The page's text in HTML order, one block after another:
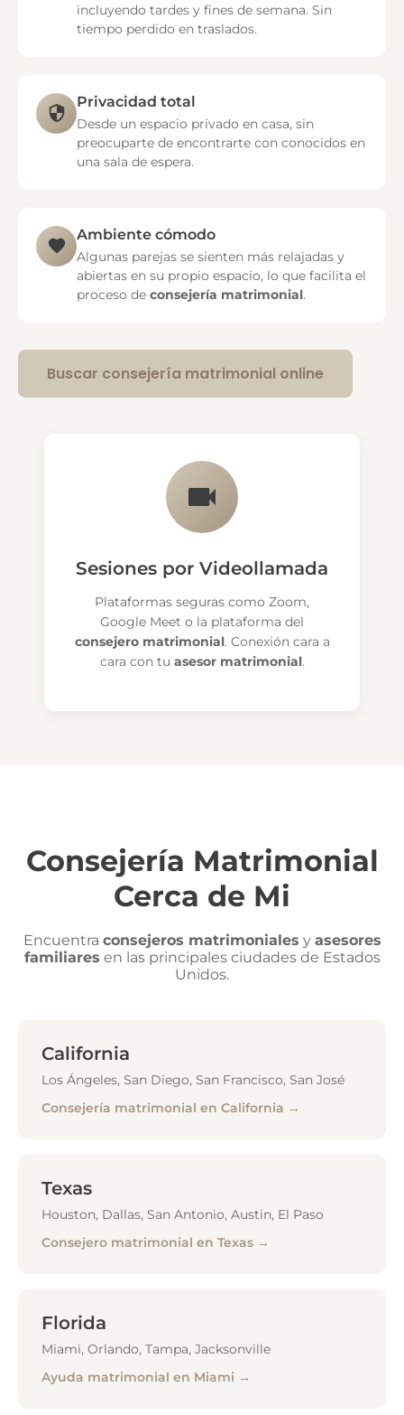
incluyendo tardes y fines de semana. Sin
tiempo perdido en traslados.
Privacidad total
Desde un espacio privado en casa, sin
preocuparte de encontrarte con conocidos en
una sala de espera.
Ambiente cómodo
Algunas parejas se sienten más relajadas y
abiertas en su propio espacio, lo que facilita el
proceso de consejería matrimonial.
Buscar consejería matrimonial online
Sesiones por Videollamada
Plataformas seguras como Zoom,
Google Meet o la plataforma del
consejero matrimonial. Conexión cara a
cara con tu asesor matrimonial.
Consejería Matrimonial
Cerca de Mi
Encuentra consejeros matrimoniales y asesores
familiares en las principales ciudades de Estados
Unidos.
California
Los Ángeles, San Diego, San Francisco, San José
Consejería matrimonial en California →
Texas
Houston, Dallas, San Antonio, Austin, El Paso
Consejero matrimonial en Texas →
Florida
Miami, Orlando, Tampa, Jacksonville
Ayuda matrimonial en Miami →